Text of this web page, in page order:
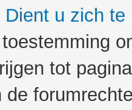
Dient u zich te
tot
de